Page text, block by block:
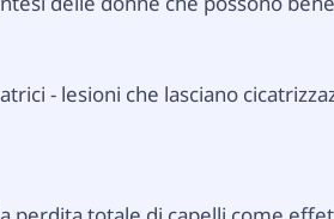
- lesioni che lasciano